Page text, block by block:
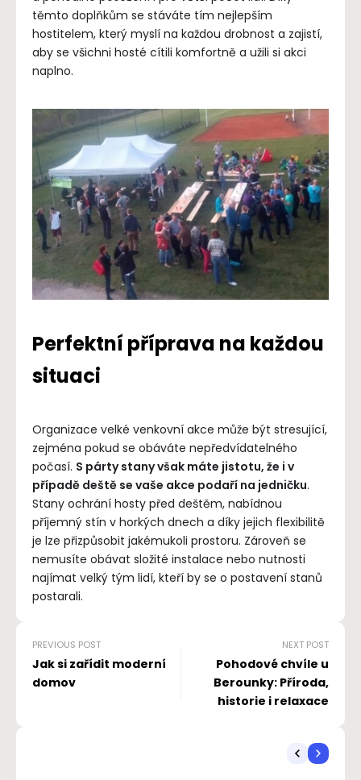
těmto doplňkům se stáváte tím nejlepším
hostitelem, který myslí na každou drobnost a zajistí,
aby se všichni hosté cítili komfortně a užili si akci
naplno.
Perfektní příprava na každou
situaci
Organizace velké venkovní akce může být stresující,
zejména pokud se obáváte nepředvídatelného
počasí. S párty stany však máte jistotu, že i v
případě deště se vaše akce podaří na jedničku.
Stany ochrání hosty před deštěm, nabídnou
příjemný stín v horkých dnech a díky jejich flexibilitě
je lze přizpůsobit jakémukoli prostoru. Zároveň se
nemusíte obávat složité instalace nebo nutnosti
najímat velký tým lidí, kteří by se o postavení stanů
postarali.
PREVIOUS POST
Jak si zařídit moderní
domov
NEXT POST
Pohodové chvíle u
Berounky: Příroda,
historie i relaxace